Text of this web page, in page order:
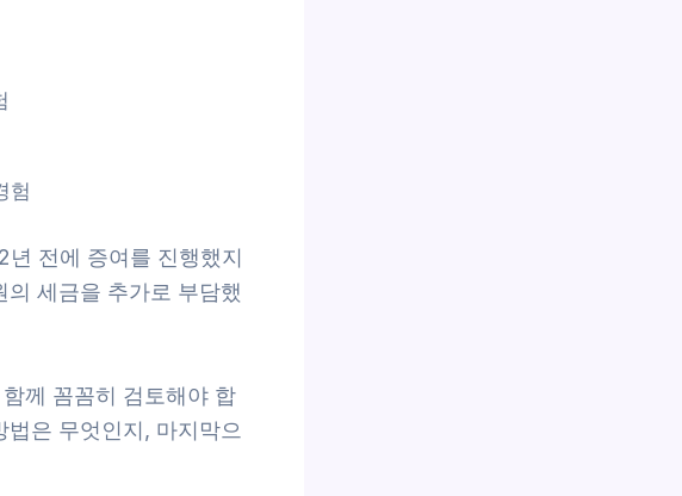
험
전에 증여를 진행했지
세금을 추가로 부담했
께 꼼꼼히 검토해야 합
은 무엇인지, 마지막으